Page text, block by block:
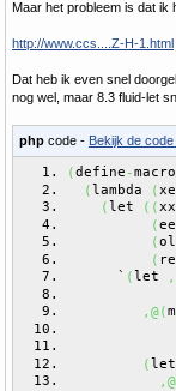
Maar het probleem is dat ik
http://www.ccs....Z-H-1.html
Dat heb ik even snel
nog wel, maar 8.3 fluid-let
php code - Bekijk de
(define -
(lambda (
(let ( (
(
(
(
      `
(let
,
,@(
(
,@